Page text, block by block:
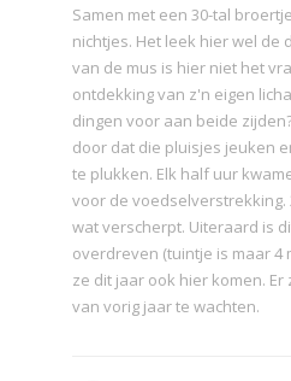
Samen met een 30-tal
nichtjes. Het leek hier wel de
van de mus is hier niet het
ontdekking van z'n eigen
dingen voor aan beide
door dat die pluisjes jeuken
te plukken. Elk half uur
voor de voedselverstrekking.
wat verscherpt. Uiteraard is
overdreven (tuintje is maar 4
ze dit jaar ook hier komen. Er
van vorig jaar te wachten.